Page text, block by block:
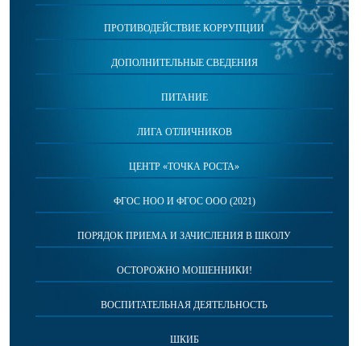
ПРОТИВОДЕЙСТВИЕ КОРРУПЦИИ
ДОПОЛНИТЕЛЬНЫЕ СВЕДЕНИЯ
ПИТАНИЕ
ЛИГА ОТЛИЧНИКОВ
ЦЕНТР «ТОЧКА РОСТА»
ФГОС НОО И ФГОС ООО (2021)
ПОРЯДОК ПРИЕМА И ЗАЧИСЛЕНИЯ В ШКОЛУ
ОСТОРОЖНО МОШЕННИКИ!
ВОСПИТАТЕЛЬНАЯ ДЕЯТЕЛЬНОСТЬ
ШКИБ